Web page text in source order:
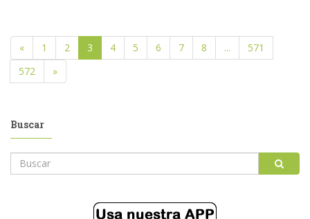
« 1 2 3 4 5 6 7 8 ...
571
572
»
Buscar